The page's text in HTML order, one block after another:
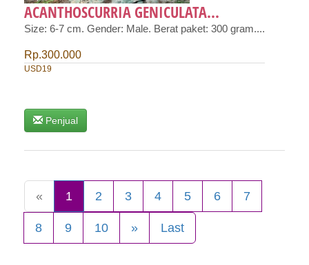
ACANTHOSCURRIA GENICULATA...
Size: 6-7 cm. Gender: Male. Berat paket: 300 gram....
Rp.300.000
USD19
Penjual
« 1 2 3 4 5 6 7
8 9 10 » Last